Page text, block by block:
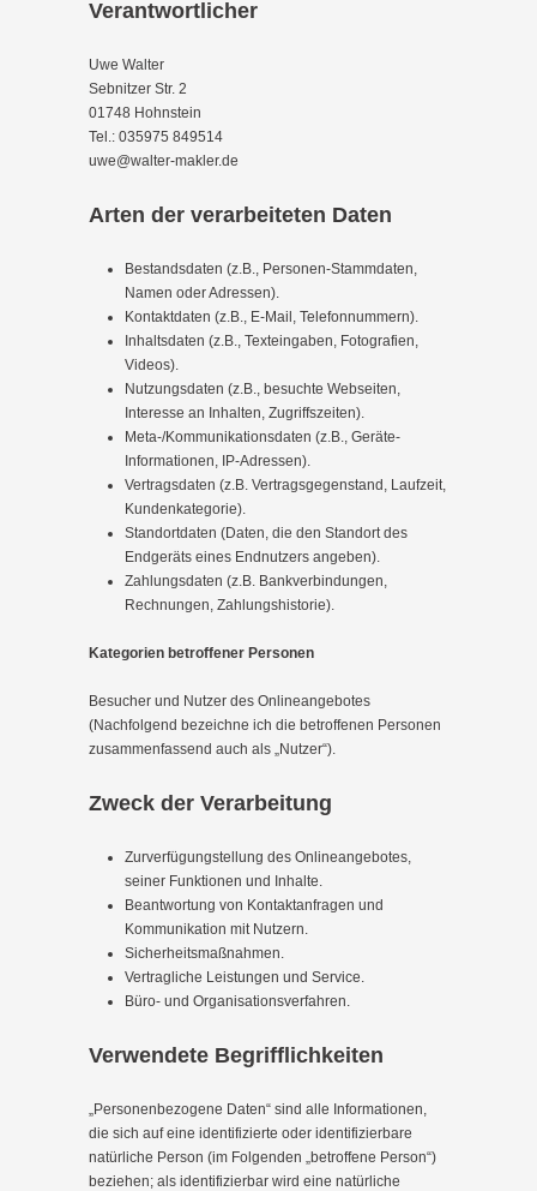
Verantwortlicher
Uwe Walter
Sebnitzer Str. 2
01748 Hohnstein
Tel.: 035975 849514
uwe@walter-makler.de
Arten der verarbeiteten Daten
Bestandsdaten (z.B., Personen-Stammdaten,
Namen oder Adressen).
Kontaktdaten (z.B., E-Mail, Telefonnummern).
Inhaltsdaten (z.B., Texteingaben, Fotografien,
Videos).
Nutzungsdaten (z.B., besuchte Webseiten,
Interesse an Inhalten, Zugriffszeiten).
Meta-/Kommunikationsdaten (z.B., Geräte-
Informationen, IP-Adressen).
Vertragsdaten (z.B. Vertragsgegenstand, Laufzeit,
Kundenkategorie).
Standortdaten (Daten, die den Standort des
Endgeräts eines Endnutzers angeben).
Zahlungsdaten (z.B. Bankverbindungen,
Rechnungen, Zahlungshistorie).
Kategorien betroffener Personen
Besucher und Nutzer des Onlineangebotes
(Nachfolgend bezeichne ich die betroffenen Personen
zusammenfassend auch als „Nutzer“).
Zweck der Verarbeitung
Zurverfügungstellung des Onlineangebotes,
seiner Funktionen und Inhalte.
Beantwortung von Kontaktanfragen und
Kommunikation mit Nutzern.
Sicherheitsmaßnahmen.
Vertragliche Leistungen und Service.
Büro- und Organisationsverfahren.
Verwendete Begrifflichkeiten
„Personenbezogene Daten“ sind alle Informationen,
die sich auf eine identifizierte oder identifizierbare
natürliche Person (im Folgenden „betroffene Person“)
beziehen; als identifizierbar wird eine natürliche